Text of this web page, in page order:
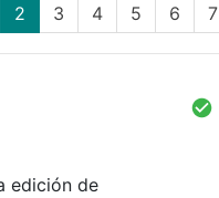
2(current)
3 4 5 6 7
edición de